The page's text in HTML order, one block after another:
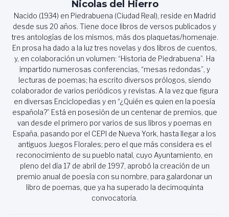
Nicolas del Hierro
Nacido (1934) en Piedrabuena (Ciudad Real), reside en Madrid
desde sus 20 años. Tiene doce libros de versos publicados y
tres antologías de los mismos, más dos plaquetas/homenaje.
En prosa ha dado a la luz tres novelas y dos libros de cuentos,
y, en colaboración un volumen: “Historia de Piedrabuena”. Ha
impartido numerosas conferencias, “mesas redondas”, y
lecturas de poemas; ha escrito diversos prólogos, siendo
colaborador de varios periódicos y revistas. A la vez que figura
en diversas Enciclopedias y en “¿Quién es quien en la poesía
española?” Está en posesión de un centenar de premios, que
van desde el primero por varios de sus libros y poemas en
España, pasando por el CEPI de Nueva York, hasta llegar a los
antiguos Juegos Florales; pero el que más considera es el
reconocimiento de su pueblo natal, cuyo Ayuntamiento, en
pleno del día 17 de abril de 1997, aprobó la creación de un
premio anual de poesía con su nombre, para galardonar un
libro de poemas, que ya ha superado la decimoquinta
convocatoria.